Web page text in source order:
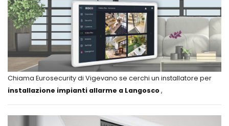
Chiama Eurosecurity di Vigevano se cerchi un installatore per
installazione impianti allarme a Langosco,